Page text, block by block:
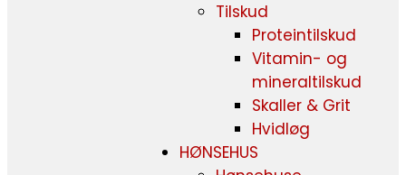
Tilskud
Proteintilskud
Vitamin- og
mineraltilskud
Skaller & Grit
Hvidløg
HØNSEHUS